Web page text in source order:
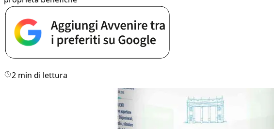
2 min di lettura